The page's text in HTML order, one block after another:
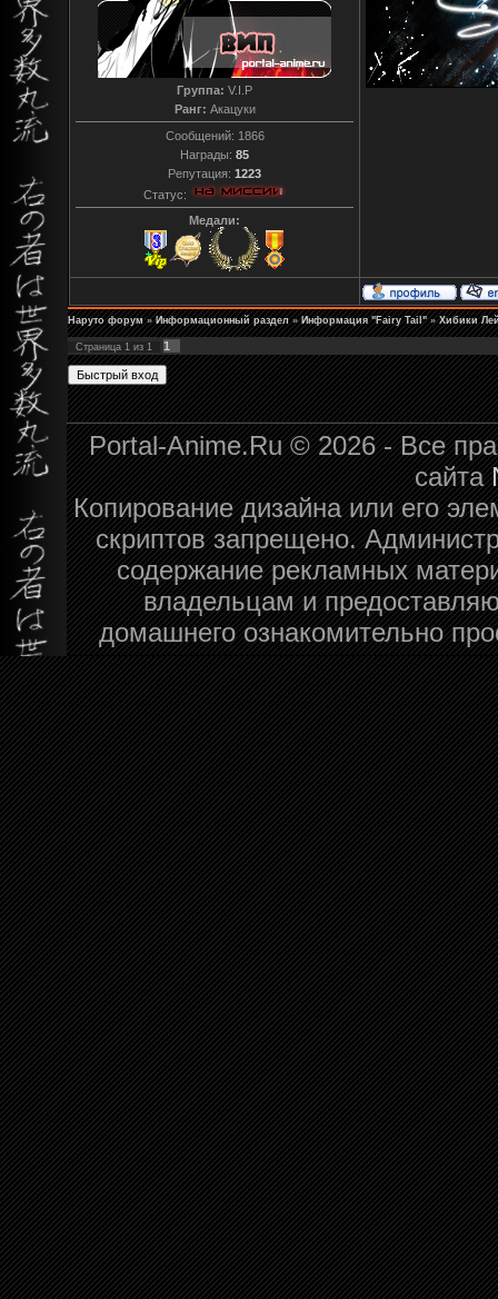
Группа: V.I.P
Ранг: Акацуки
Сообщений: 1866
Награды: 85
Репутация: 1223
Статус:
Медали:
Наруто форум » Информационный раздел » Информация "Fairy Tail" » Хибики
Страница 1 из 1 1
Portal-Anime.Ru © 2026 - Все
сайта
Копирование дизайна или его
скриптов запрещено.
содержание рекламных
владельцам и
домашнего ознакомительно